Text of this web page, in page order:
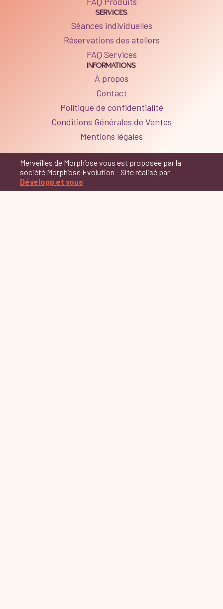
SERVICES
Séances individuelles
Réservations des ateliers
FAQ Services
INFORMATIONS
À propos
Contact
Politique de confidentialité
Conditions Générales de Ventes
Mentions légales
Merveilles de Morph’ose vous est proposée par la
société Morph’ose Evolution - Site réalisé par
Développ et vous